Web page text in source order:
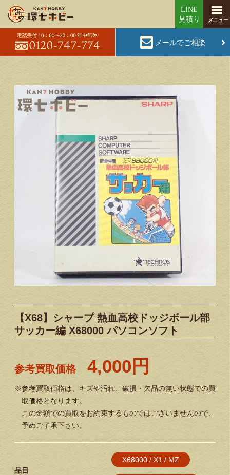
メールでご相談
【X68】シャープ 熱血高校ドッジボール部
サッカー編 X68000 パソコンソフト
参考買取価格 4,000円
※参考買取価格は、キズや汚れ、破損・欠品の無い状態での買
取価格となります。
この金額での買取をお約束するものではございませんので、
予めご了承下さい。
品目
X68000 / X1 / MZ